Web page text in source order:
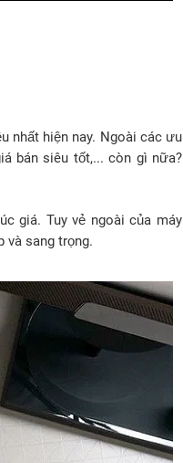
nhất hiện nay. Ngoài các ưu
bán siêu tốt,... còn gì nữa?
giá. Tuy vẻ ngoài của máy
và sang trọng.